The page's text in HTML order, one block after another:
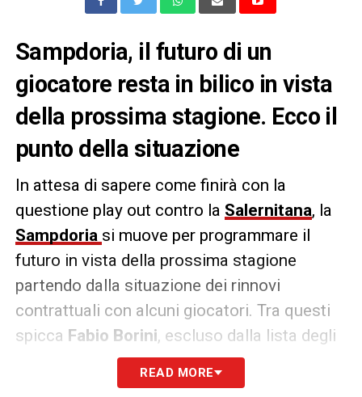
Sampdoria, il futuro di un
giocatore resta in bilico in vista
della prossima stagione. Ecco il
punto della situazione
In attesa di sapere come finirà con la
questione play out contro la Salernitana, la
Sampdoria si muove per programmare il
futuro in vista della prossima stagione
partendo dalla situazione dei rinnovi
contrattuali con alcuni giocatori. Tra questi
spicca Fabio Borini, escluso dalla lista degli
arruolabili dalla precedente direzione tecnica
che ha messo piede a Genova, quindi ai
READ MORE